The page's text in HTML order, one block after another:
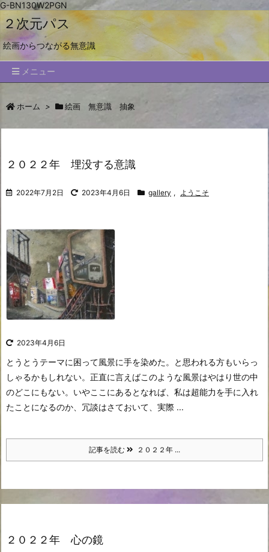
G-BN130W2PGN
２次元パス
絵画からつながる無意識
メニュー
ホーム > 絵画 無意識 抽象
２０２２年 埋没する意識
2022年7月2日 2023年4月6日 gallery , ようこそ
2023年4月6日
とうとうテーマに困って風景に手を染めた。と思われる方もいらっ
しゃるかもしれない。 正直に言えばこのような風景はやはり世の中
のどこにもない。いやここにあるとなれば、私は超能力を手に入れ
たことになるのか、冗談はさておいて、実際 ...
記事を読む ２０２２年 ...
２０２２年 心の鏡